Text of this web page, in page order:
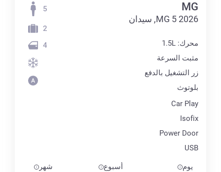
MG
MG 5 2026, سيدان
محرك: 1.5L
مثبت السرعة
زر التشغيل بالدفع
بلوتوث
Car Play
Isofix
Power Door
USB
5
2
4
يوم أسبوع شهر